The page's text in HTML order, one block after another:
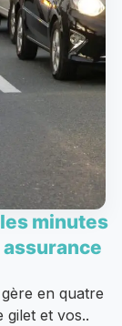
minutes
en quatre
gilet et vos..